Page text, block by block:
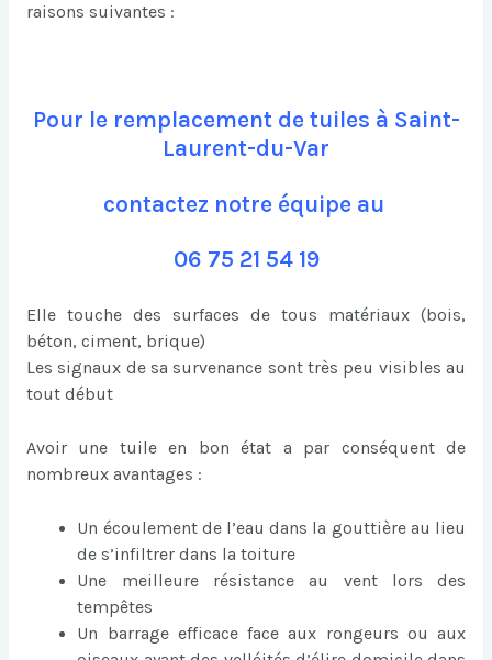
raisons suivantes :
Pour le remplacement de tuiles à Saint-
Laurent-du-Var
contactez notre équipe au
06 75 21 54 19
Elle touche des surfaces de tous matériaux (bois,
béton, ciment, brique)
Les signaux de sa survenance sont très peu visibles au
tout début
Avoir une tuile en bon état a par conséquent de
nombreux avantages :
Un écoulement de l’eau dans la gouttière au lieu
de s’infiltrer dans la toiture
Une meilleure résistance au vent lors des
tempêtes
Un barrage efficace face aux rongeurs ou aux